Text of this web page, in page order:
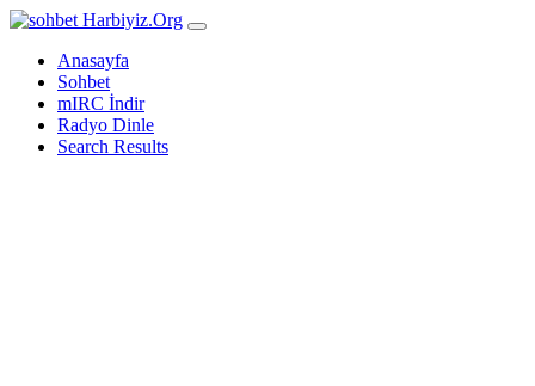
Harbiyiz.Org
Anasayfa
Sohbet
mIRC İndir
Radyo Dinle
Search Results